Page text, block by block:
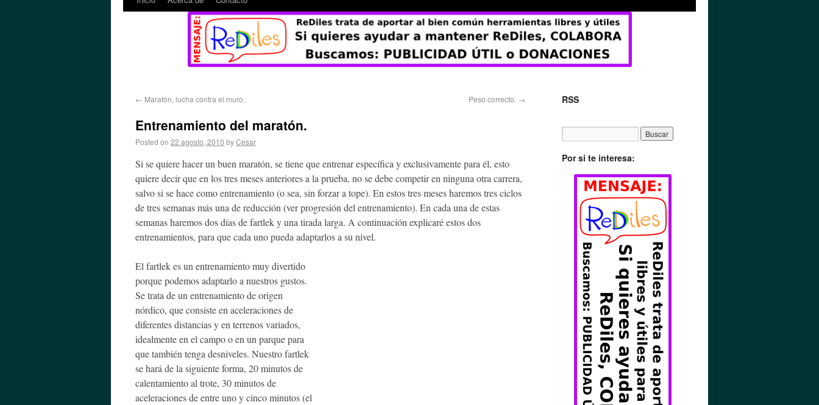
← Maratón, lucha contra el muro. Peso correcto. →
Entrenamiento del maratón.
Posted on 22 agosto, 2010 byCesar
Si se quiere hacer un buen maratón, se tiene que entrenar específica y exclusivamente para él, esto
quiere decir que en los tres meses anteriores a la prueba, no se debe competir en ninguna otra carrera,
salvo si se hace como entrenamiento (o sea, sin forzar a tope). En estos tres meses haremos tres ciclos
de tres semanas más una de reducción (ver progresión del entrenamiento). En cada una de estas
semanas haremos dos días de fartlek y una tirada larga. A continuación explicaré estos dos
entrenamientos, para que cada uno pueda adaptarlos a su nivel.
El fartlek es un entrenamiento muy divertido
porque podemos adaptarlo a nuestros gustos.
Se trata de un entrenamiento de origen
nórdico, que consiste en aceleraciones de
diferentes distancias y en terrenos variados,
idealmente en el campo o en un parque para
que también tenga desniveles. Nuestro fartlek
se hará de la siguiente forma, 20 minutos de
calentamiento al trote, 30 minutos de
aceleraciones de entre uno y cinco minutos (el
RSS
Por si te interesa: